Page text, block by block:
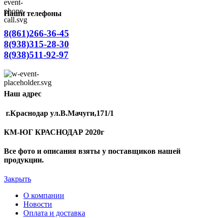
Наши телефоны
8(861)266-36-45
8(938)315-28-30
8(938)511-92-97
Наш адрес
г.Краснодар ул.В.Мачуги,171/1
КМ-ЮГ КРАСНОДАР 2020г
Все фото и описания взяты у поставщиков нашей
продукции.
Закрыть
О компании
Новости
Оплата и доставка